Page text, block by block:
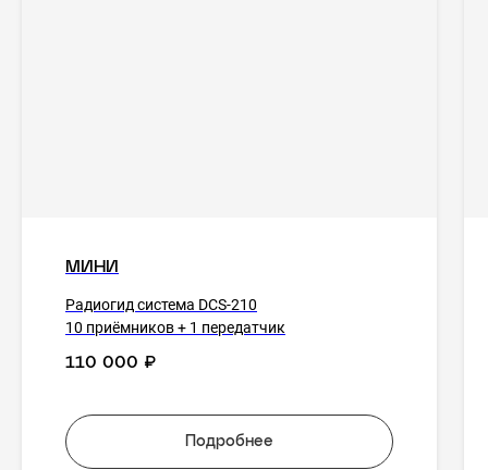
МИНИ
Радиогид система DCS-210
10 приёмников + 1 передатчик
110 000 ₽
Подробнее